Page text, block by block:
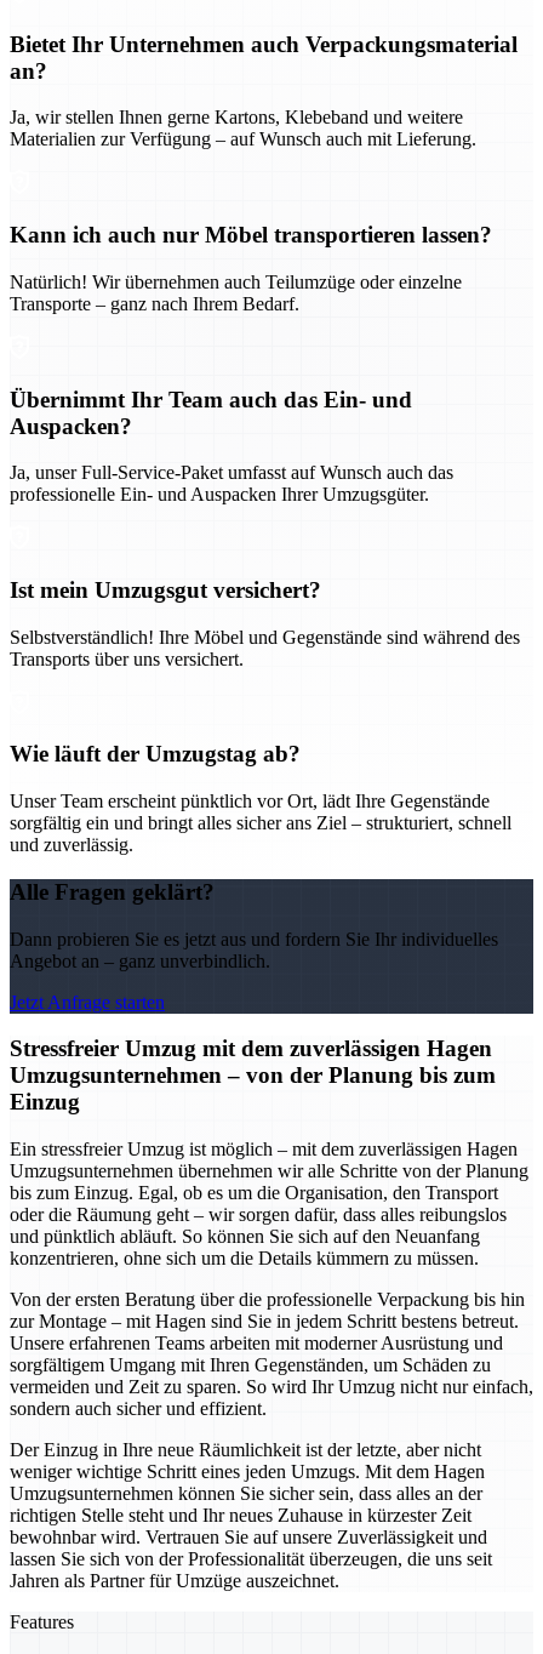
Bietet Ihr Unternehmen auch Verpackungsmaterial
an?
Ja, wir stellen Ihnen gerne Kartons, Klebeband und weitere
Materialien zur Verfügung – auf Wunsch auch mit Lieferung.
Kann ich auch nur Möbel transportieren lassen?
Natürlich! Wir übernehmen auch Teilumzüge oder einzelne
Transporte – ganz nach Ihrem Bedarf.
Übernimmt Ihr Team auch das Ein- und
Auspacken?
Ja, unser Full-Service-Paket umfasst auf Wunsch auch das
professionelle Ein- und Auspacken Ihrer Umzugsgüter.
Ist mein Umzugsgut versichert?
Selbstverständlich! Ihre Möbel und Gegenstände sind während des
Transports über uns versichert.
Wie läuft der Umzugstag ab?
Unser Team erscheint pünktlich vor Ort, lädt Ihre Gegenstände
sorgfältig ein und bringt alles sicher ans Ziel – strukturiert, schnell
und zuverlässig.
Alle Fragen geklärt?
Dann probieren Sie es jetzt aus und fordern Sie Ihr individuelles
Angebot an – ganz unverbindlich.
Jetzt Anfrage starten
Stressfreier Umzug mit dem zuverlässigen Hagen
Umzugsunternehmen – von der Planung bis zum
Einzug
Ein stressfreier Umzug ist möglich – mit dem zuverlässigen Hagen
Umzugsunternehmen übernehmen wir alle Schritte von der Planung
bis zum Einzug. Egal, ob es um die Organisation, den Transport
oder die Räumung geht – wir sorgen dafür, dass alles reibungslos
und pünktlich abläuft. So können Sie sich auf den Neuanfang
konzentrieren, ohne sich um die Details kümmern zu müssen.
Von der ersten Beratung über die professionelle Verpackung bis hin
zur Montage – mit Hagen sind Sie in jedem Schritt bestens betreut.
Unsere erfahrenen Teams arbeiten mit moderner Ausrüstung und
sorgfältigem Umgang mit Ihren Gegenständen, um Schäden zu
vermeiden und Zeit zu sparen. So wird Ihr Umzug nicht nur einfach,
sondern auch sicher und effizient.
Der Einzug in Ihre neue Räumlichkeit ist der letzte, aber nicht
weniger wichtige Schritt eines jeden Umzugs. Mit dem Hagen
Umzugsunternehmen können Sie sicher sein, dass alles an der
richtigen Stelle steht und Ihr neues Zuhause in kürzester Zeit
bewohnbar wird. Vertrauen Sie auf unsere Zuverlässigkeit und
lassen Sie sich von der Professionalität überzeugen, die uns seit
Jahren als Partner für Umzüge auszeichnet.
Features